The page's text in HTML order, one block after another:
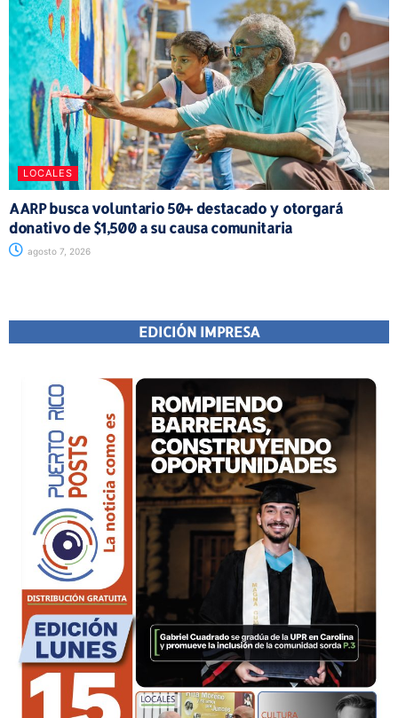
LOCALES
AARP busca voluntario 50+ destacado y otorgará
donativo de $1,500 a su causa comunitaria
agosto 7, 2026
EDICIÓN IMPRESA